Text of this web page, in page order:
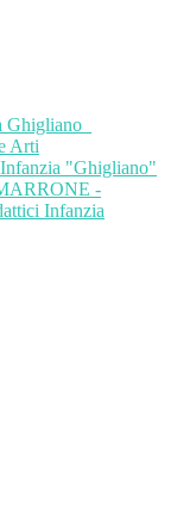
Arti
"Ghigliano"
-
Infanzia